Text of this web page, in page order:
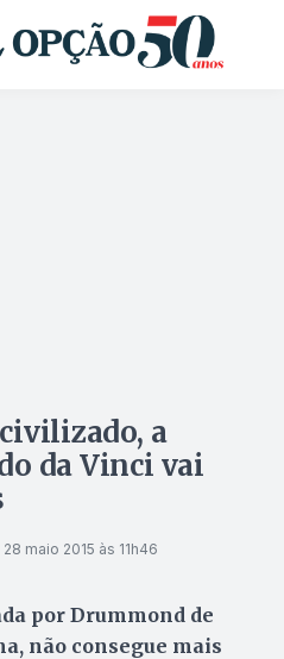
a
da Vinci vai
28 maio 2015 às 11h46
por Drummond de
não consegue mais